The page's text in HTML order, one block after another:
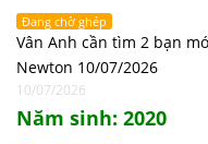
Đang chờ ghép
Vân Anh cần tìm 2 bạn
Newton 10/07/2026
10/07/2026
Năm sinh: 2020